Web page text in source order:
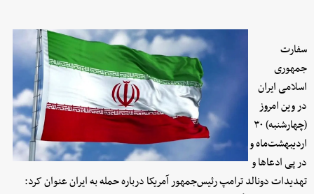
سفارت
جمهوری
اسلامی ایران
در وین امروز
(چهارشنبه)‌ ۳۰
اردیبهشت‌ماه و
در پی ادعاها و
تهدیدات دونالد ترامپ رئیس‌جمهور آمریکا درباره حمله به ایران عنوان کرد: